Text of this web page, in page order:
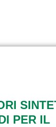
PER IL